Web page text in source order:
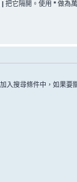
| 把它隔開。使用 * 做為
入搜尋條件中，如果要